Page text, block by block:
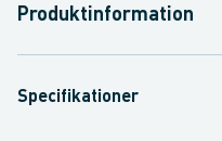
Produktinformation
Specifikationer